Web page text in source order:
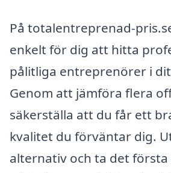
På totalentreprenad-
enkelt för dig att hitta
pålitliga entreprenörer i
Genom att jämföra flera
säkerställa att du får ett
kvalitet du förväntar dig.
alternativ och ta det